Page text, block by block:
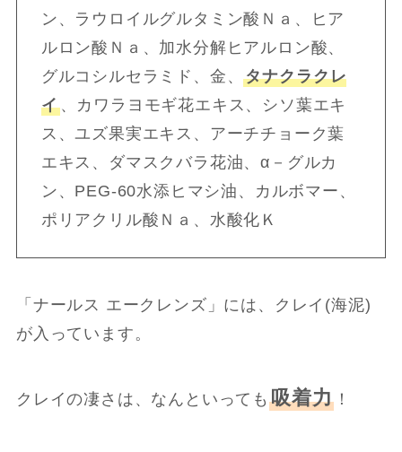
ン、ラウロイルグルタミン酸Ｎａ、ヒア
ルロン酸Ｎａ、加水分解ヒアルロン酸、
グルコシルセラミド、金、タナクラクレ
イ、カワラヨモギ花エキス、シソ葉エキ
ス、ユズ果実エキス、アーチチョーク葉
エキス、ダマスクバラ花油、α－グルカ
ン、PEG-60水添ヒマシ油、カルボマー、
ポリアクリル酸Ｎａ、水酸化Ｋ
「ナールス エークレンズ」には、クレイ(海泥)
が入っています。
クレイの凄さは、なんといっても吸着力 ！